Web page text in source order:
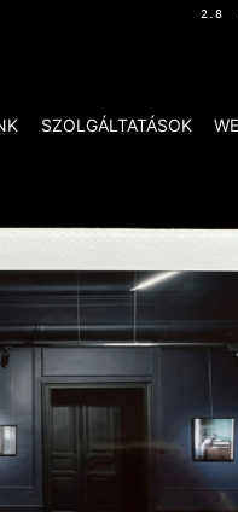
SZOLGÁLTATÁSOK